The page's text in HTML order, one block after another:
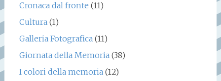
Cronaca dal fronte (11)
Cultura(1)
Galleria Fotografica(11)
Giornata della Memoria(38)
I colori della memoria(12)